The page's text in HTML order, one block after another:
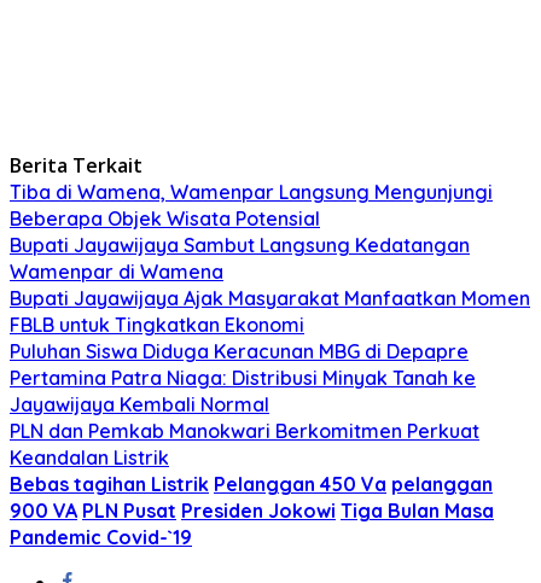
Berita Terkait
Tiba di Wamena, Wamenpar Langsung Mengunjungi
Beberapa Objek Wisata Potensial
Bupati Jayawijaya Sambut Langsung Kedatangan
Wamenpar di Wamena
Bupati Jayawijaya Ajak Masyarakat Manfaatkan Momen
FBLB untuk Tingkatkan Ekonomi
Puluhan Siswa Diduga Keracunan MBG di Depapre
Pertamina Patra Niaga: Distribusi Minyak Tanah ke
Jayawijaya Kembali Normal
PLN dan Pemkab Manokwari Berkomitmen Perkuat
Keandalan Listrik
Bebas tagihan Listrik Pelanggan 450 Va pelanggan
900 VA PLN Pusat Presiden Jokowi Tiga Bulan Masa
Pandemic Covid-`19